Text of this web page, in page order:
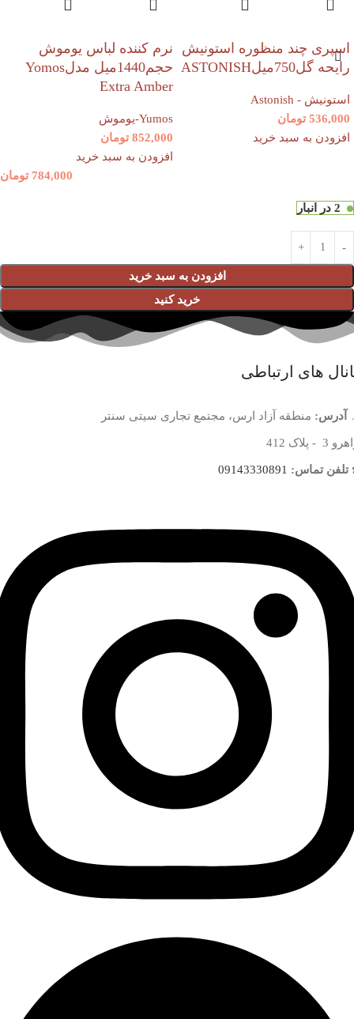
اسپری چند منظوره استونیش
رایحه گل750میلASTONISH
استونیش - Astonish
536,000 تومان
افزودن به سبد خرید
نرم کننده لباس یوموش
حجم1440میل مدلYomos
Extra Amber
Yumos-یوموش
852,000 تومان
افزودن به سبد خرید
784,000 تومان
2 در انبار
افزودن به سبد خرید
خرید کنید
های ارتباطی
آدرس: منطقه آزاد ارس، مجتمع تجاری سیتی سنتر
3 - پلاک 412
تلفن تماس: 09143330891